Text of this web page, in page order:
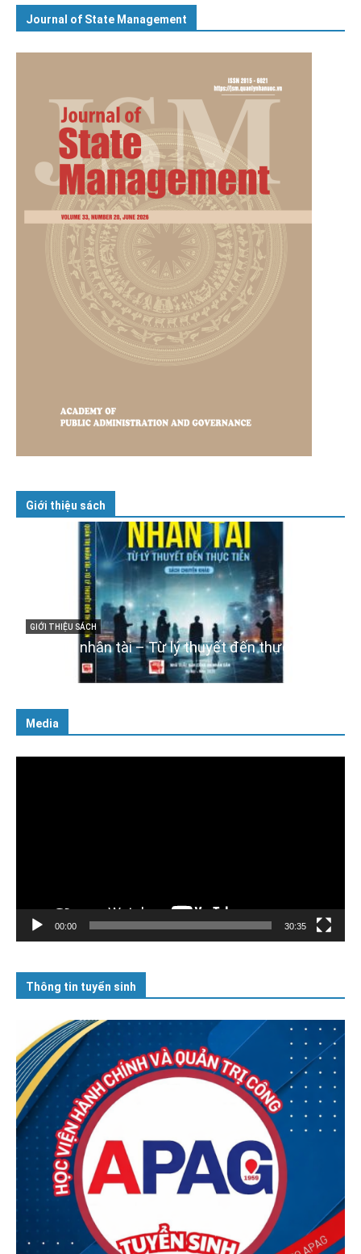
Journal of State Management
Giới thiệu sách
GIỚI THIỆU SÁCH
Cuốn sách “Tuyệt đối trung thành với Tổ quốc,
với Đảng, Nhà nước và Nhân dân – Sáng ngời
tư cách người Công an cách mạng”
Media
00:00 30:35
Thông tin tuyển sinh